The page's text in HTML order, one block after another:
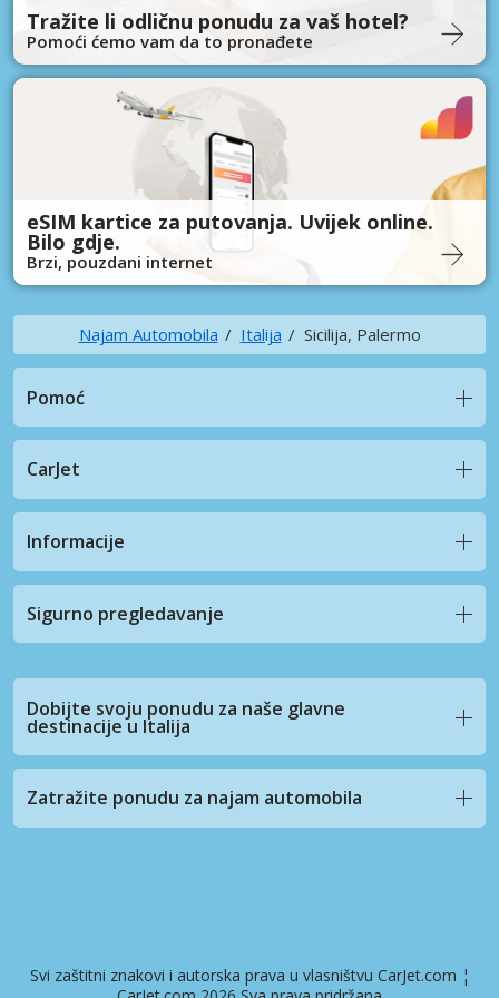
Tražite li odličnu ponudu za vaš hotel?
Pomoći ćemo vam da to pronađete
eSIM kartice za putovanja. Uvijek online.
Bilo gdje.
Brzi, pouzdani internet
Najam Automobila Italija Sicilija, Palermo
Pomoć
CarJet
Informacije
Sigurno pregledavanje
Dobijte svoju ponudu za naše glavne
destinacije u Italija
Zatražite ponudu za najam automobila
Svi zaštitni znakovi i autorska prava u vlasništvu CarJet.com ¦